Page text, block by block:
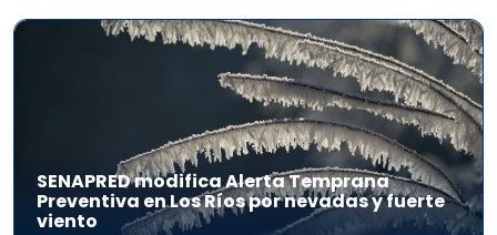
SENAPRED modifica Alerta Temprana
Preventiva en Los Ríos por nevadas y fuerte
viento